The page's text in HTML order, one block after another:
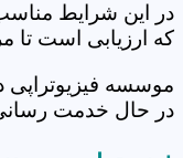
در این شرایط
که ارزیابی است تا
موسسه فیزیوتراپی
در حال خدمت